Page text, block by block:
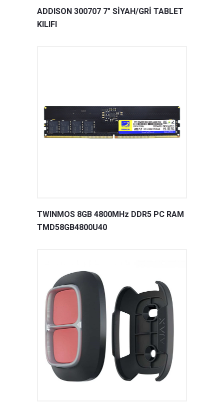
ADDISON 300707 7" SİYAH/GRİ TABLET
KILIFI
TWINMOS 8GB 4800MHz DDR5 PC RAM
TMD58GB4800U40